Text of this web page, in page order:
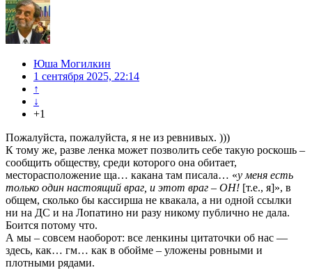
Юша Могилкин
1 сентября 2025, 22:14
↑
↓
+1
Пожалуйста, пожалуйста, я не из ревнивых. )))
К тому же, разве ленка может позволить себе такую роскошь –
сообщить обществу, среди которого она обитает,
месторасположение ща… какана там писала… «у меня есть
только один настоящий враг, и этот враг – ОН! [т.е., я]», в
общем, сколько бы кассирша не квакала, а ни одной ссылки
ни на ДС и на Лопатино ни разу никому публично не дала.
Боится потому что.
А мы – совсем наоборот: все ленкины цитаточки об нас —
здесь, как… гм… как в обойме – уложены ровными и
плотными рядами.